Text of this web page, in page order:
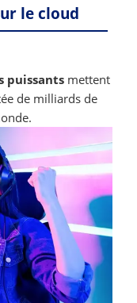
le cloud
puissants mettent
de milliards de